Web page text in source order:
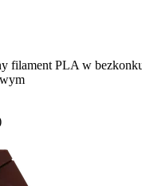
filament PLA w